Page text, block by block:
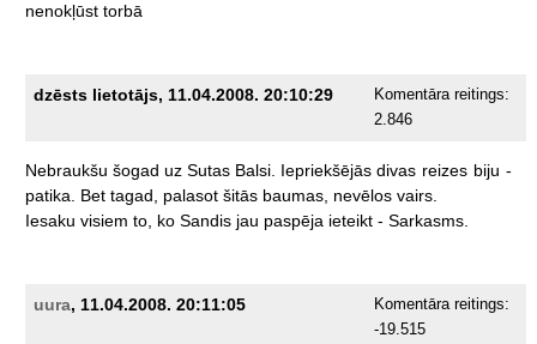
nenokļūst torbā
dzēsts lietotājs, 11.04.2008. 20:10:29
Komentāra reitings:
2.846
Nebraukšu šogad uz Sutas Balsi. Iepriekšējās divas reizes biju -
patika.
Bet tagad, palasot šitās baumas, nevēlos vairs.
Iesaku visiem to, ko Sandis jau paspēja ieteikt - Sarkasms.
uura, 11.04.2008. 20:11:05
Komentāra reitings:
-19.515